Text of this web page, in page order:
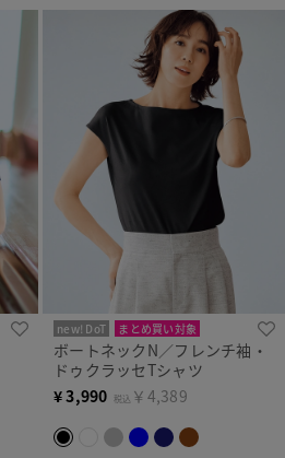
new! DoT まとめ買い対象
ボートネックN／フレンチ袖・
ドゥクラッセTシャツ
¥3,990 税込 ￥4,389